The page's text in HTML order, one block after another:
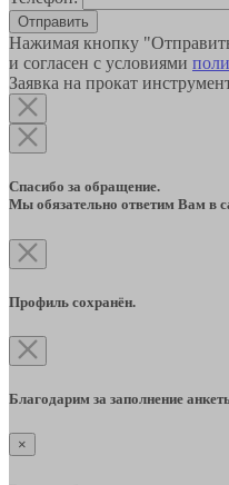
Отправить
Нажимая кнопку
и согласен с условиями
Заявка на прокат
Спасибо за обращение.
Мы обязательно ответим Вам в
Профиль сохранён.
Благодарим за заполнение
×